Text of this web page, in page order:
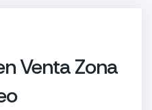
Venta Zona